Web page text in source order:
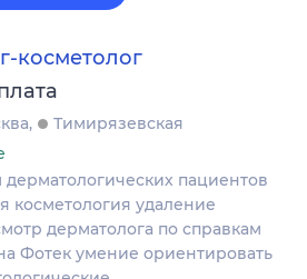
косметолог
Тимирязевская
пациентов
косметология удаление
дерматолога по справкам
Фотек умение ориентировать